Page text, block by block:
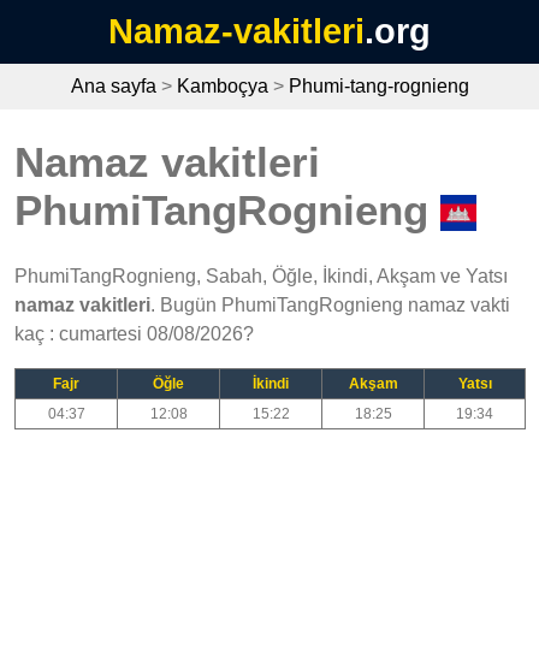
Namaz-vakitleri.org
Ana sayfa > Kamboçya > Phumi-tang-rognieng
Namaz vakitleri
PhumiTangRognieng
PhumiTangRognieng, Sabah, Öğle, İkindi, Akşam ve Yatsı
namaz vakitleri. Bugün PhumiTangRognieng namaz vakti
kaç : cumartesi 08/08/2026?
Fajr Öğle İkindi Akşam
Yatsı
04:37
12:08 15:22 18:25 19:34